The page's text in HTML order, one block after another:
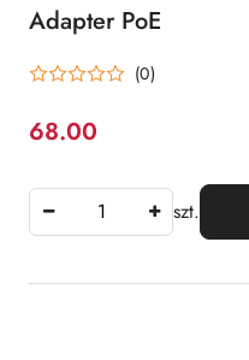
Adapter PoE
(0)
Cena:
68.00
szt.